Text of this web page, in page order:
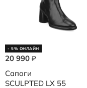
- 5% ОНЛАЙН
20 990 ₽
Сапоги
SCULPTED LX 55